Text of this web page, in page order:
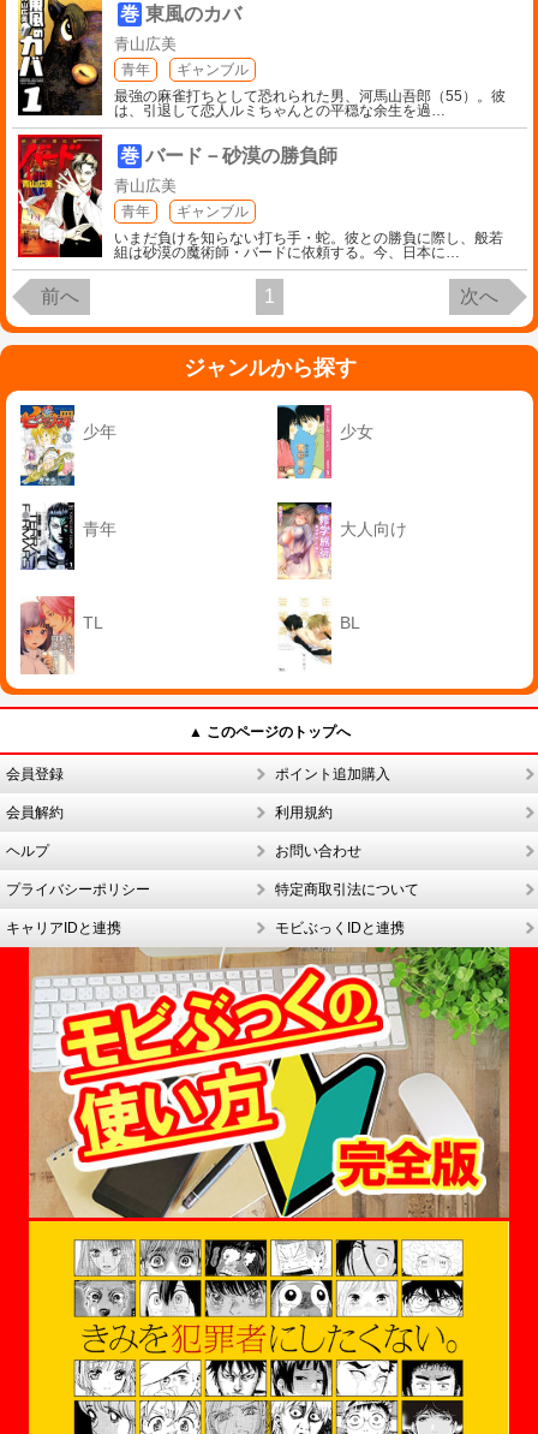
巻 東風のカバ
青山広美
青年
ギャンブル
最強の麻雀打ちとして恐れられた男、河馬山吾郎（55）。彼
は、引退して恋人ルミちゃんとの平穏な余生を過…
巻 バード－砂漠の勝負師
青山広美
青年
ギャンブル
いまだ負けを知らない打ち手・蛇。彼との勝負に際し、般若
組は砂漠の魔術師・バードに依頼する。今、日本に…
前へ 1 次へ
ジャンルから探す
少年 少女
青年 大人向け
TL BL
▲ このページのトップへ
会員登録 ポイント追加購入
会員解約 利用規約
ヘルプ お問い合わせ
プライバシーポリシー 特定商取引法について
キャリアIDと連携 モビぶっくIDと連携